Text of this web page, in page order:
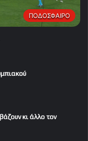
ΠΟΔΟΣΦΑΙΡΟ
κι άλλο τον